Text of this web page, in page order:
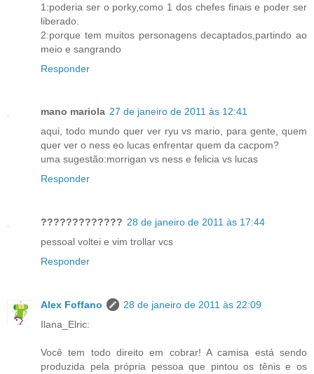
1:poderia ser o porky,como 1 dos chefes finais e poder ser
liberado.
2:porque tem muitos personagens decaptados,partindo ao
meio e sangrando
Responder
mano mariola 27 de janeiro de 2011 às 12:41
aqui, todo mundo quer ver ryu vs mario, para gente, quem
quer ver o ness eo lucas enfrentar quem da cacpom?
uma sugestão:morrigan vs ness e felicia vs lucas
Responder
????????????? 28 de janeiro de 2011 às 17:44
pessoal voltei e vim trollar vcs
Responder
Alex Foffano
28 de janeiro de 2011 às 22:09
Ilana_Elric:
Você tem todo direito em cobrar! A camisa está sendo
produzida pela própria pessoa que pintou os tênis e os